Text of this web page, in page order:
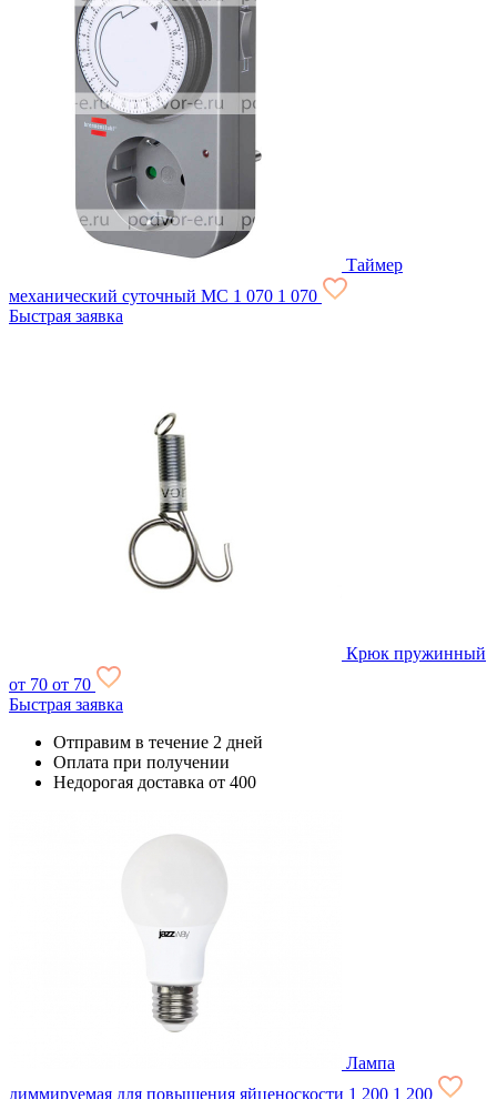
Таймер
механический суточный МС 1 070 1 070
Быстрая заявка
Крюк пружинный
от 70 от 70
Быстрая заявка
Отправим в течение 2 дней
Оплата при получении
Недорогая доставка от 400
Лампа
диммируемая для повышения яйценоскости 1 200 1 200